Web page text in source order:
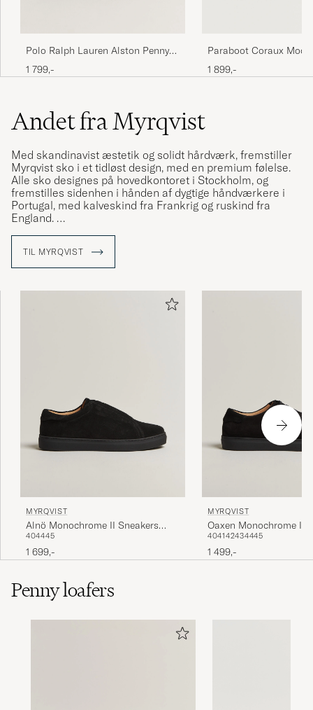
Polo Ralph Lauren Alston Penny
Loafers Black Calf
1 799,-
Paraboot Coraux
America
1 899,-
Andet fra Myrqvist
Med skandinavist æstetik og solidt hårdværk, fremstiller
Myrqvist sko i et tidløst design, med en premium følelse.
Alle sko designes på hovedkontoret i Stockholm, og
fremstilles sidenhen i hånden af dygtige håndværkere i
Portugal, med kalveskind fra Frankrig og ruskind fra
England.
formelle lejligheder og mere afslappede hverdagseventyr,
med fokus på at fremstille tidløse sko, som ikke går på
forskellige sko uanset lejlighed.
TIL MYRQVIST
MYRQVIST
Alnö Monochrome II Sneakers
Black Suede
404445
1 699,-
MYRQVIST
Oaxen Monochrome III
Black Suede
404142434445
1 499,-
Penny loafers